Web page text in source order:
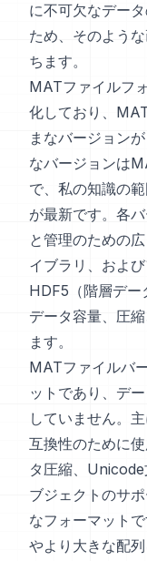
に不可欠なデー
ため、そのよう
ちます。
MATファイルフ
化しており、
まなバージョン
なバージョンは
で、私の知識の
が最新です。各
と管理のための
イブラリ、およ
HDF5（階層デー
データ容量、圧
ます。
MATファイルバ
ットであり、デ
していません。
互換性のために
タ圧縮、
ブジェクトのサ
なフォーマット
やより大きな配